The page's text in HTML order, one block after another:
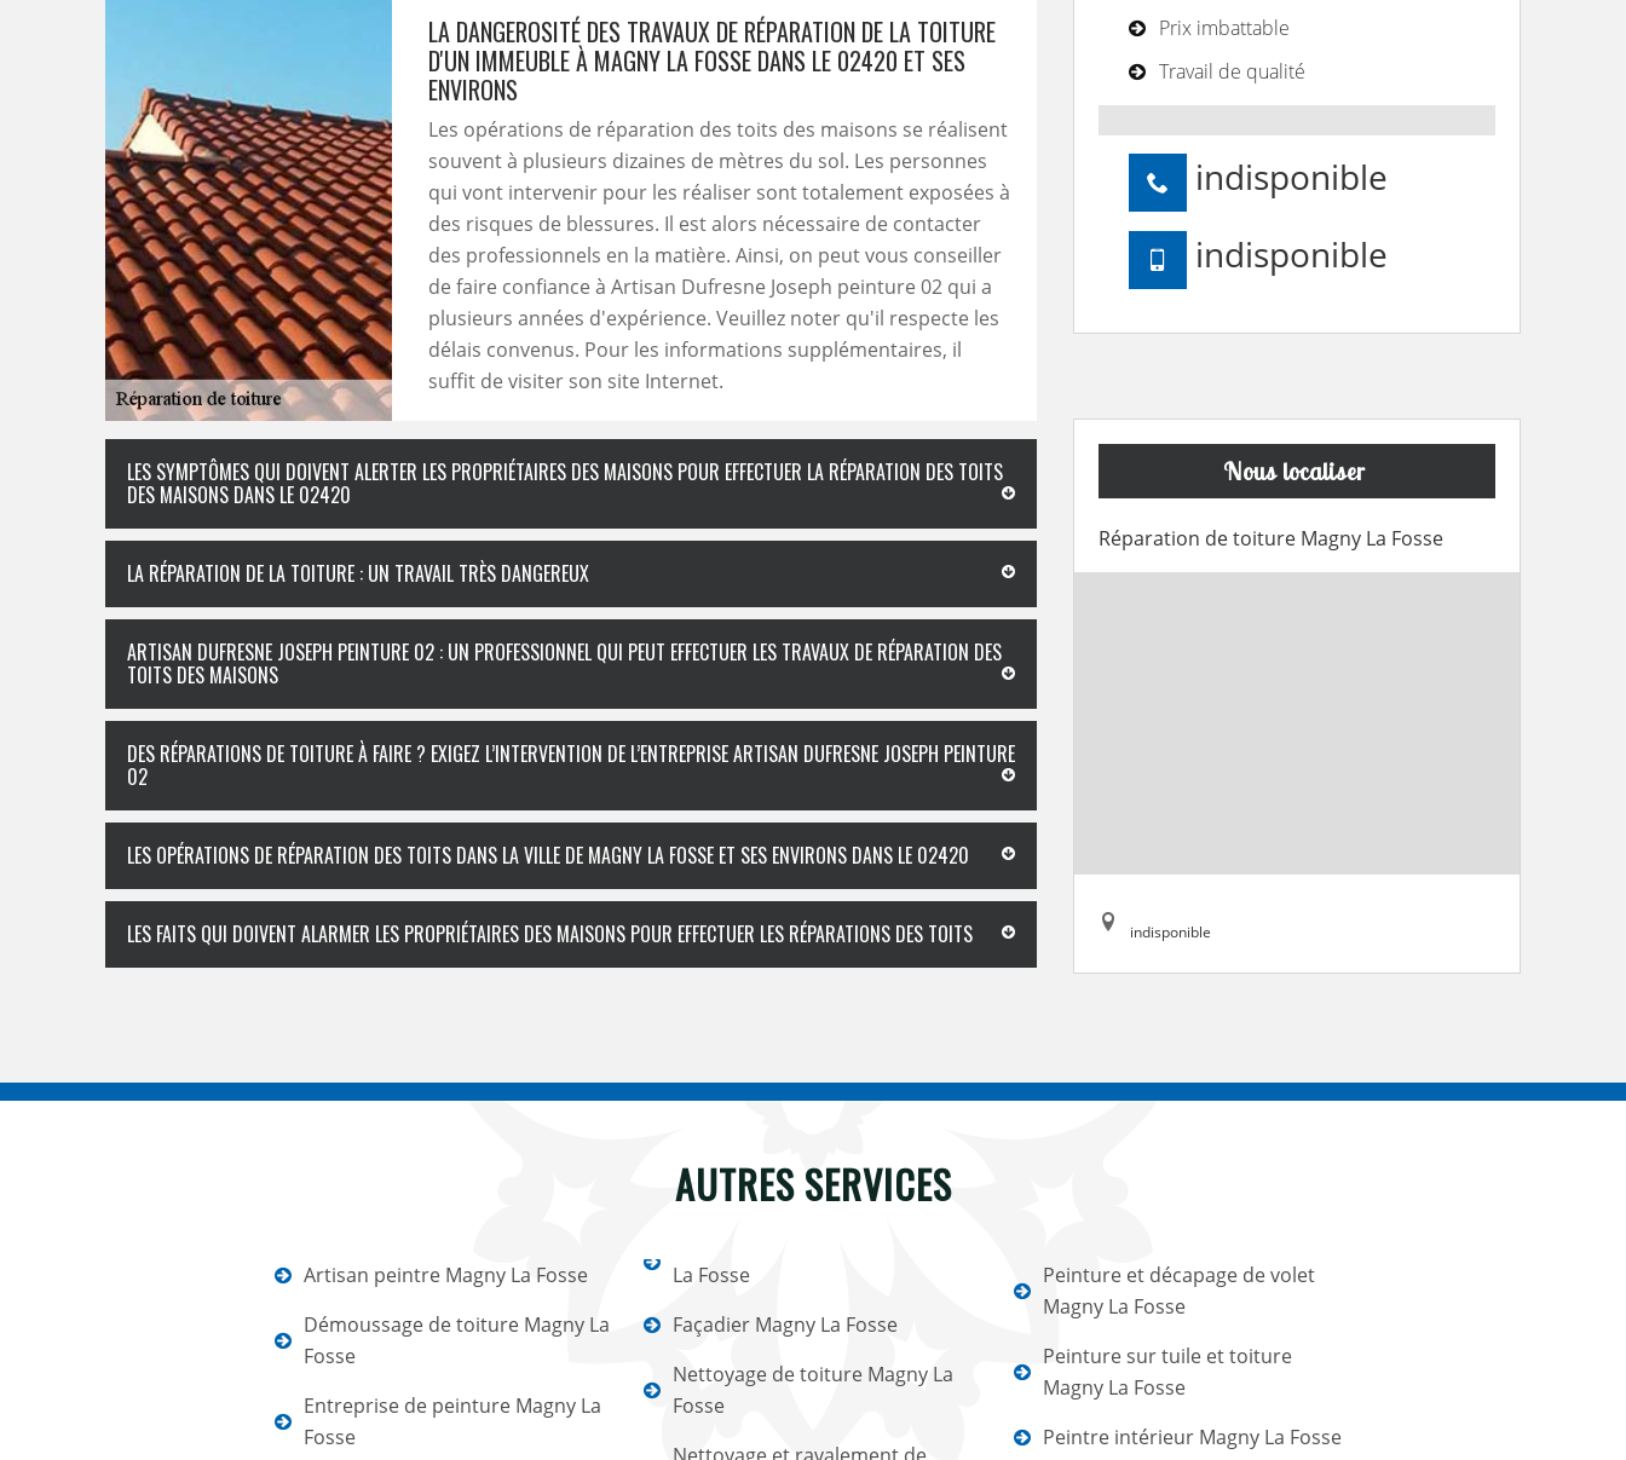
LA DANGEROSITÉ DES TRAVAUX DE RÉPARATION DE LA TOITURE
D'UN IMMEUBLE À MAGNY LA FOSSE DANS LE 02420 ET SES
ENVIRONS
Les opérations de réparation des toits des maisons se réalisent
souvent à plusieurs dizaines de mètres du sol. Les personnes
qui vont intervenir pour les réaliser sont totalement exposées à
des risques de blessures. Il est alors nécessaire de contacter
des professionnels en la matière. Ainsi, on peut vous conseiller
de faire confiance à Artisan Dufresne Joseph peinture 02 qui a
plusieurs années d'expérience. Veuillez noter qu'il respecte les
délais convenus. Pour les informations supplémentaires, il
suffit de visiter son site Internet.
LES SYMPTÔMES QUI DOIVENT ALERTER LES PROPRIÉTAIRES DES MAISONS POUR EFFECTUER LA RÉPARATION DES TOITS
DES MAISONS DANS LE 02420
LA RÉPARATION DE LA TOITURE : UN TRAVAIL TRÈS DANGEREUX
ARTISAN DUFRESNE JOSEPH PEINTURE 02 : UN PROFESSIONNEL QUI PEUT EFFECTUER LES TRAVAUX DE RÉPARATION DES
TOITS DES MAISONS
DES RÉPARATIONS DE TOITURE À FAIRE ? EXIGEZ L’INTERVENTION DE L’ENTREPRISE ARTISAN DUFRESNE JOSEPH PEINTURE
02
LES OPÉRATIONS DE RÉPARATION DES TOITS DANS LA VILLE DE MAGNY LA FOSSE ET SES ENVIRONS DANS LE 02420
LES FAITS QUI DOIVENT ALARMER LES PROPRIÉTAIRES DES MAISONS POUR EFFECTUER LES RÉPARATIONS DES TOITS
Prix imbattable
Travail de qualité
indisponible
indisponible
Nous localiser
Réparation de toiture Magny La Fosse
indisponible
AUTRES SERVICES
Artisan peintre Magny La Fosse
Démoussage de toiture Magny La
Fosse
Entreprise de peinture Magny La
Fosse
La Fosse
Façadier Magny La Fosse
Nettoyage de toiture Magny La
Fosse
Peinture et décapage de volet
Magny La Fosse
Peinture sur tuile et toiture
Magny La Fosse
Peintre intérieur Magny La Fosse